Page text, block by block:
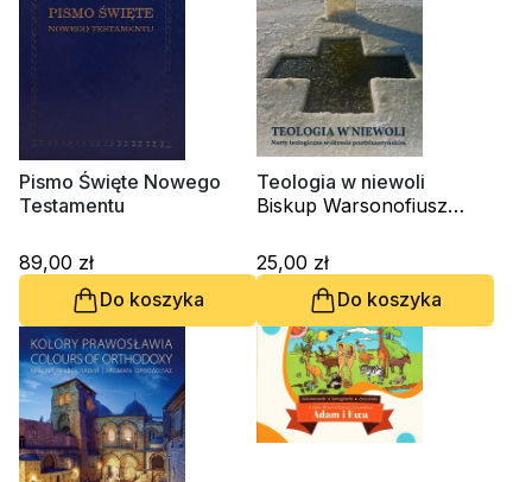
Pismo Święte Nowego
Testamentu
89,00 zł
Do koszyka
Teologia w niewoli
Biskup Warsonofiusz
25,00 zł
Do koszyka